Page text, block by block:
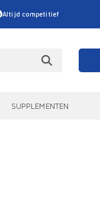
Altijd competitief
SUPPLEMENTEN